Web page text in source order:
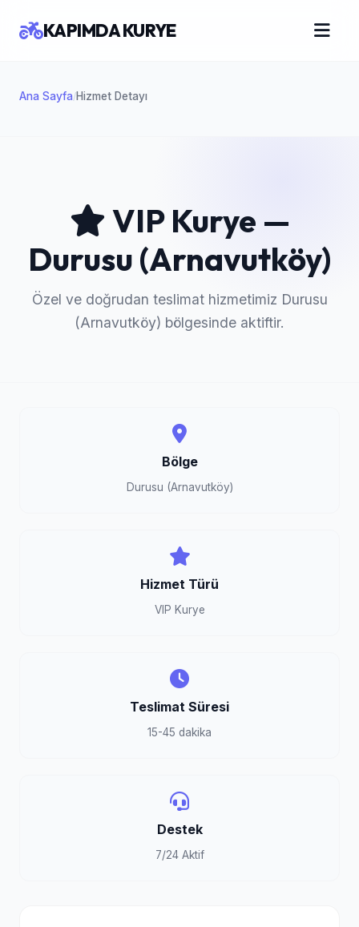
Ana Sayfa/Hizmet Detayı
KAPIMDA KURYE
VIP Kurye —
Durusu (Arnavutköy)
Özel ve doğrudan teslimat hizmetimiz Durusu
(Arnavutköy) bölgesinde aktiftir.
Bölge
Durusu (Arnavutköy)
Hizmet Türü
VIP Kurye
Teslimat Süresi
15-45 dakika
Destek
7/24 Aktif